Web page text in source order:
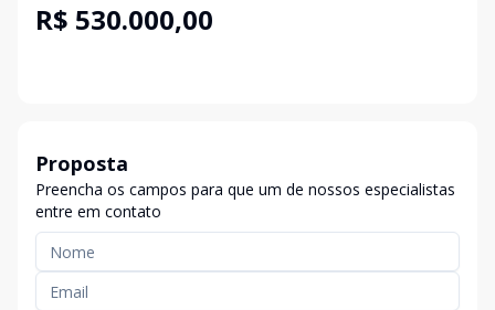
R$ 530.000,00
Proposta
Preencha os campos para que um de nossos especialistas
entre em contato